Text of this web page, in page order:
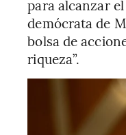
para alcanzar
demócrata de
bolsa de
riqueza”.